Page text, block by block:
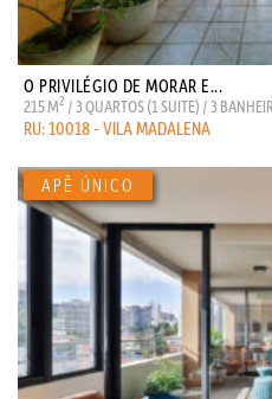
O PRIVILÉGIO DE MORAR E...
215 M2 / 3 QUARTOS (1 SUITE) / 3
RU: 10018 - VILA MADALENA